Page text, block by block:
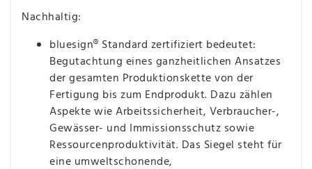
Nachhaltig:
bluesign® Standard zertifiziert bedeutet:
Begutachtung eines ganzheitlichen Ansatzes
der gesamten Produktionskette von der
Fertigung bis zum Endprodukt. Dazu zählen
Aspekte wie Arbeitssicherheit, Verbraucher-,
Gewässer- und Immissionsschutz sowie
Ressourcenproduktivität. Das Siegel steht für
eine umweltschonende,